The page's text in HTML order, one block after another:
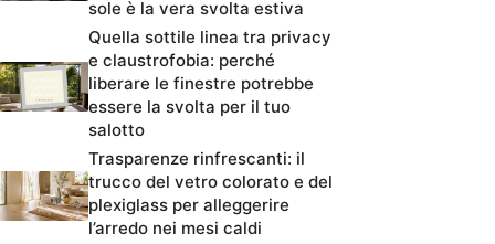
sole è la vera svolta estiva
Quella sottile linea tra privacy
e claustrofobia: perché
liberare le finestre potrebbe
essere la svolta per il tuo
salotto
Trasparenze rinfrescanti: il
trucco del vetro colorato e del
plexiglass per alleggerire
l’arredo nei mesi caldi